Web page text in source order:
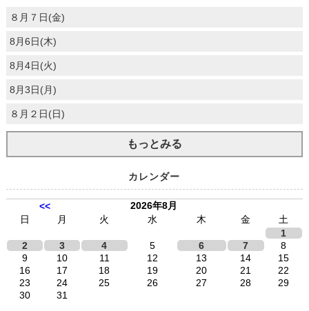
８月７日(金)
8月6日(木)
8月4日(火)
8月3日(月)
８月２日(日)
もっとみる
カレンダー
<<
2026年8月
日
月 火 水 木 金
土
1
2
3 4 5 6 7
8
9
10 11 12 13 14
15
16
17 18 19 20 21
22
23
24 25 26 27 28
29
30
31